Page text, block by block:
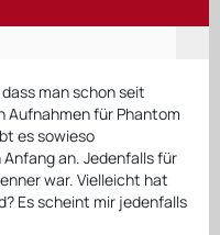
man schon seit
Aufnahmen für Phantom
es sowieso
an. Jedenfalls für
war. Vielleicht hat
Es scheint mir jedenfalls